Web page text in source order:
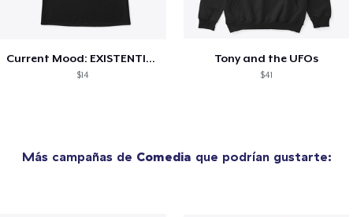
Current Mood: EXISTENTIAL CRISIS
$14
Tony and the UFOs
$41
Más campañas de Comedia que podrían gustarte: